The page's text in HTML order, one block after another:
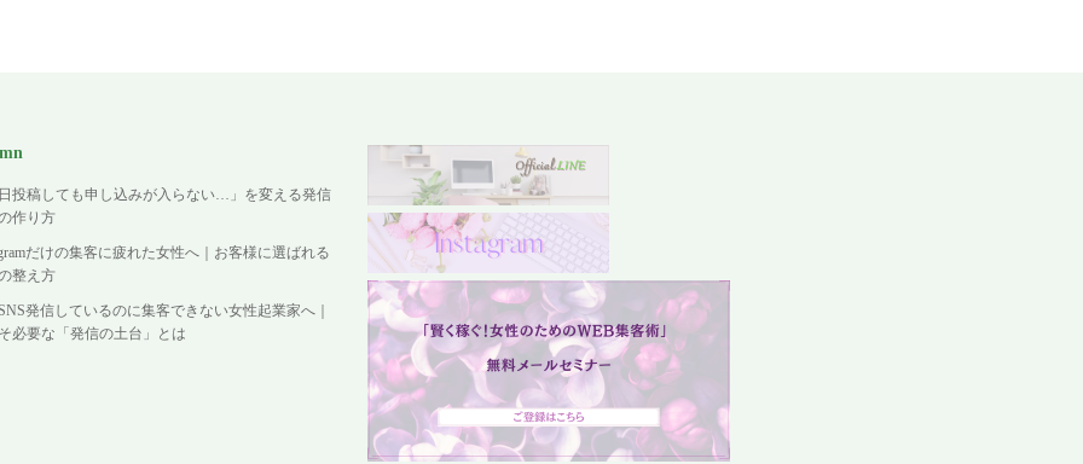
日投稿しても申し込みが入らない…」を変える発信
作り方
だけの集客に疲れた女性へ｜お客様に選ばれる
整え方
発信しているのに集客できない女性起業家へ｜
必要な「発信の土台」とは